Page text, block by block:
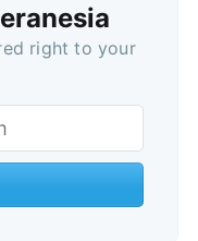
right to your